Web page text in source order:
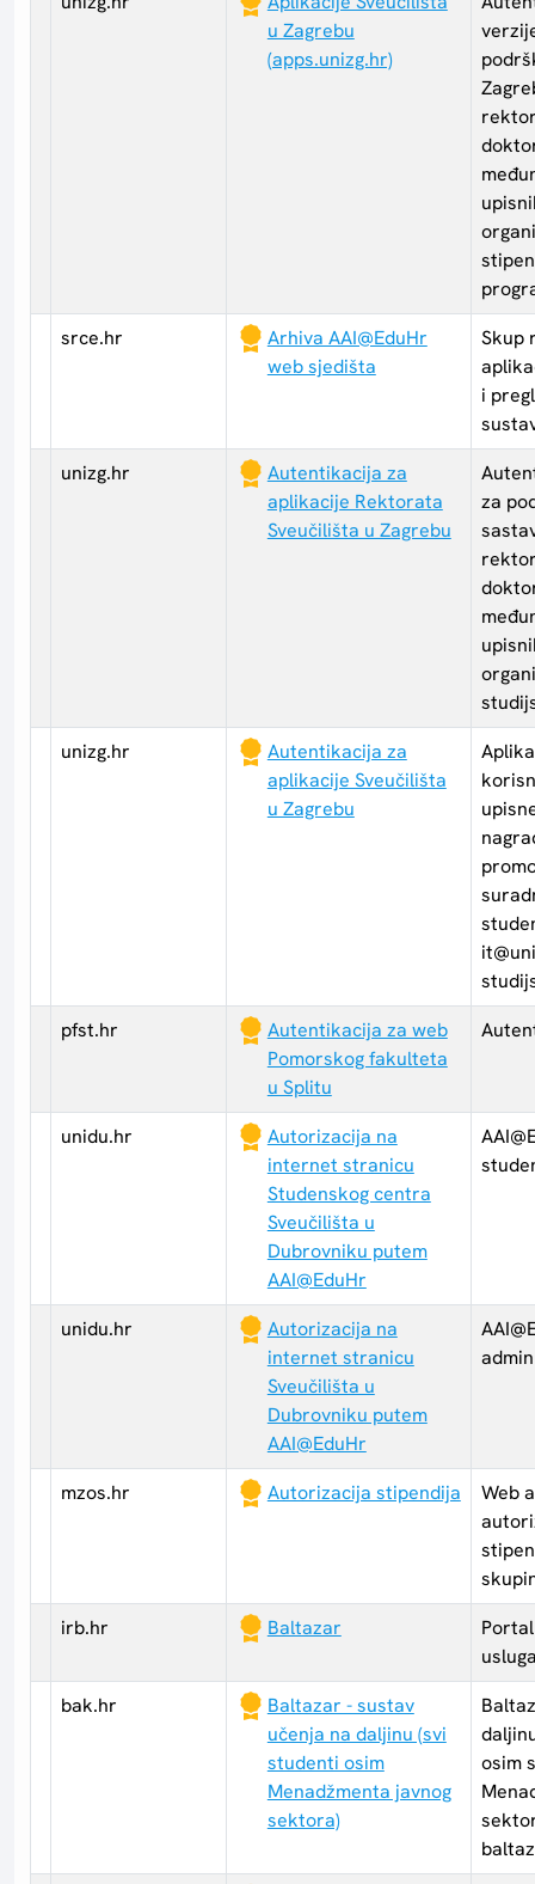
u Zagrebu
(apps.unizg.hr)
srce.hr
Arhiva AAI@EduHr
web sjedišta
Skup
i
unizg.hr
Autentikacija za
aplikacije Rektorata
Sveučilišta u Zagrebu
za
unizg.hr
Autentikacija za
aplikacije Sveučilišta
u Zagrebu
pfst.hr
Autentikacija za web
Pomorskog fakulteta
u Splitu
unidu.hr
Autorizacija na
internet stranicu
Studenskog centra
Sveučilišta u
Dubrovniku putem
AAI@EduHr
unidu.hr
Autorizacija na
internet stranicu
Sveučilišta u
Dubrovniku putem
AAI@EduHr
mzos.hr Autorizacija stipendija
Web
irb.hr
Baltazar
bak.hr
Baltazar - sustav
učenja na daljinu (svi
studenti osim
Menadžmenta javnog
sektora)
osim